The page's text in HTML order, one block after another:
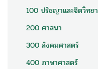
100 ปรัชญาและจิตวิทยา
200 ศาสนา
300 สังคมศาสตร์
400 ภาษาศาสตร์